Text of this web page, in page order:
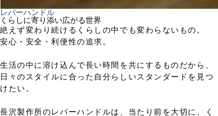
レバーハンドル
くらしに寄り添い広がる世界
絶えず変わり続けるくらしの中でも変わらないもの。
安心・安全・利便性の追求。
生活の中に溶け込んで長い時間を共にするものだから、
日々のスタイルに合った自分らしいスタンダードを見つ
けたい。
長沢製作所のレバーハンドルは、当たり前を大切に、く